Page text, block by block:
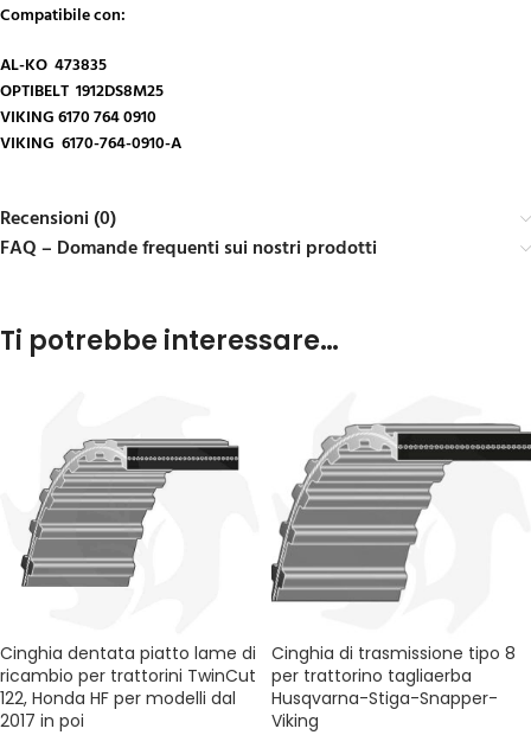
Compatibile con:
AL-KO 473835
OPTIBELT 1912DS8M25
VIKING 6170 764 0910
VIKING 6170-764-0910-A
Recensioni (0)
FAQ – Domande frequenti sui nostri prodotti
Ti potrebbe interessare…
Cinghia dentata piatto lame di
ricambio per trattorini TwinCut
122, Honda HF per modelli dal
2017 in poi
Cinghia di trasmissione tipo 8
per trattorino tagliaerba
Husqvarna-Stiga-Snapper-
Viking